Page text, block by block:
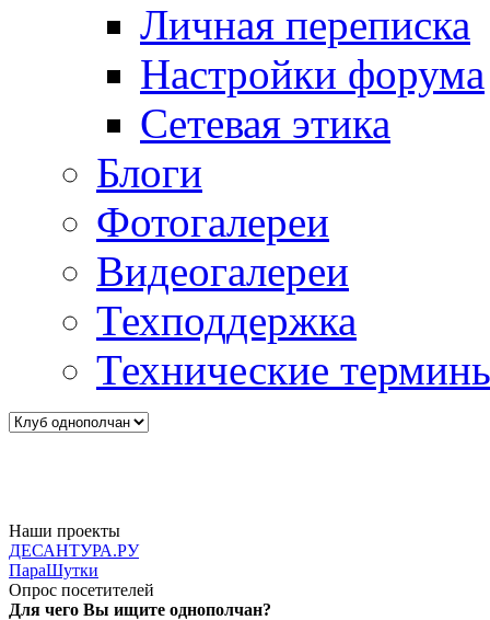
Личная переписка
Настройки форума
Сетевая этика
Блоги
Фотогалереи
Видеогалереи
Техподдержка
Технические
Наши проекты
ДЕСАНТУРА.РУ
ПараШутки
Опрос посетителей
Для чего Вы ищите однополчан?